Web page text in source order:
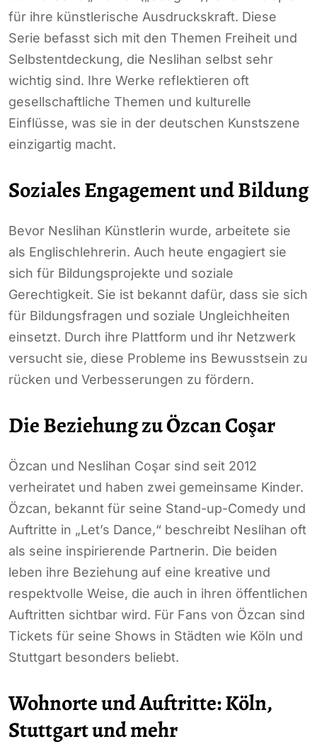
für ihre künstlerische Ausdruckskraft. Diese
Serie befasst sich mit den Themen Freiheit und
Selbstentdeckung, die Neslihan selbst sehr
wichtig sind. Ihre Werke reflektieren oft
gesellschaftliche Themen und kulturelle
Einflüsse, was sie in der deutschen Kunstszene
einzigartig macht.
Soziales Engagement und Bildung
Bevor Neslihan Künstlerin wurde, arbeitete sie
als Englischlehrerin. Auch heute engagiert sie
sich für Bildungsprojekte und soziale
Gerechtigkeit. Sie ist bekannt dafür, dass sie sich
für Bildungsfragen und soziale Ungleichheiten
einsetzt. Durch ihre Plattform und ihr Netzwerk
versucht sie, diese Probleme ins Bewusstsein zu
rücken und Verbesserungen zu fördern.
Die Beziehung zu Özcan Coşar
Özcan und Neslihan Coşar sind seit 2012
verheiratet und haben zwei gemeinsame Kinder.
Özcan, bekannt für seine Stand-up-Comedy und
Auftritte in „Let’s Dance,“ beschreibt Neslihan oft
als seine inspirierende Partnerin. Die beiden
leben ihre Beziehung auf eine kreative und
respektvolle Weise, die auch in ihren öffentlichen
Auftritten sichtbar wird. Für Fans von Özcan sind
Tickets für seine Shows in Städten wie Köln und
Stuttgart besonders beliebt.
Wohnorte und Auftritte: Köln,
Stuttgart und mehr